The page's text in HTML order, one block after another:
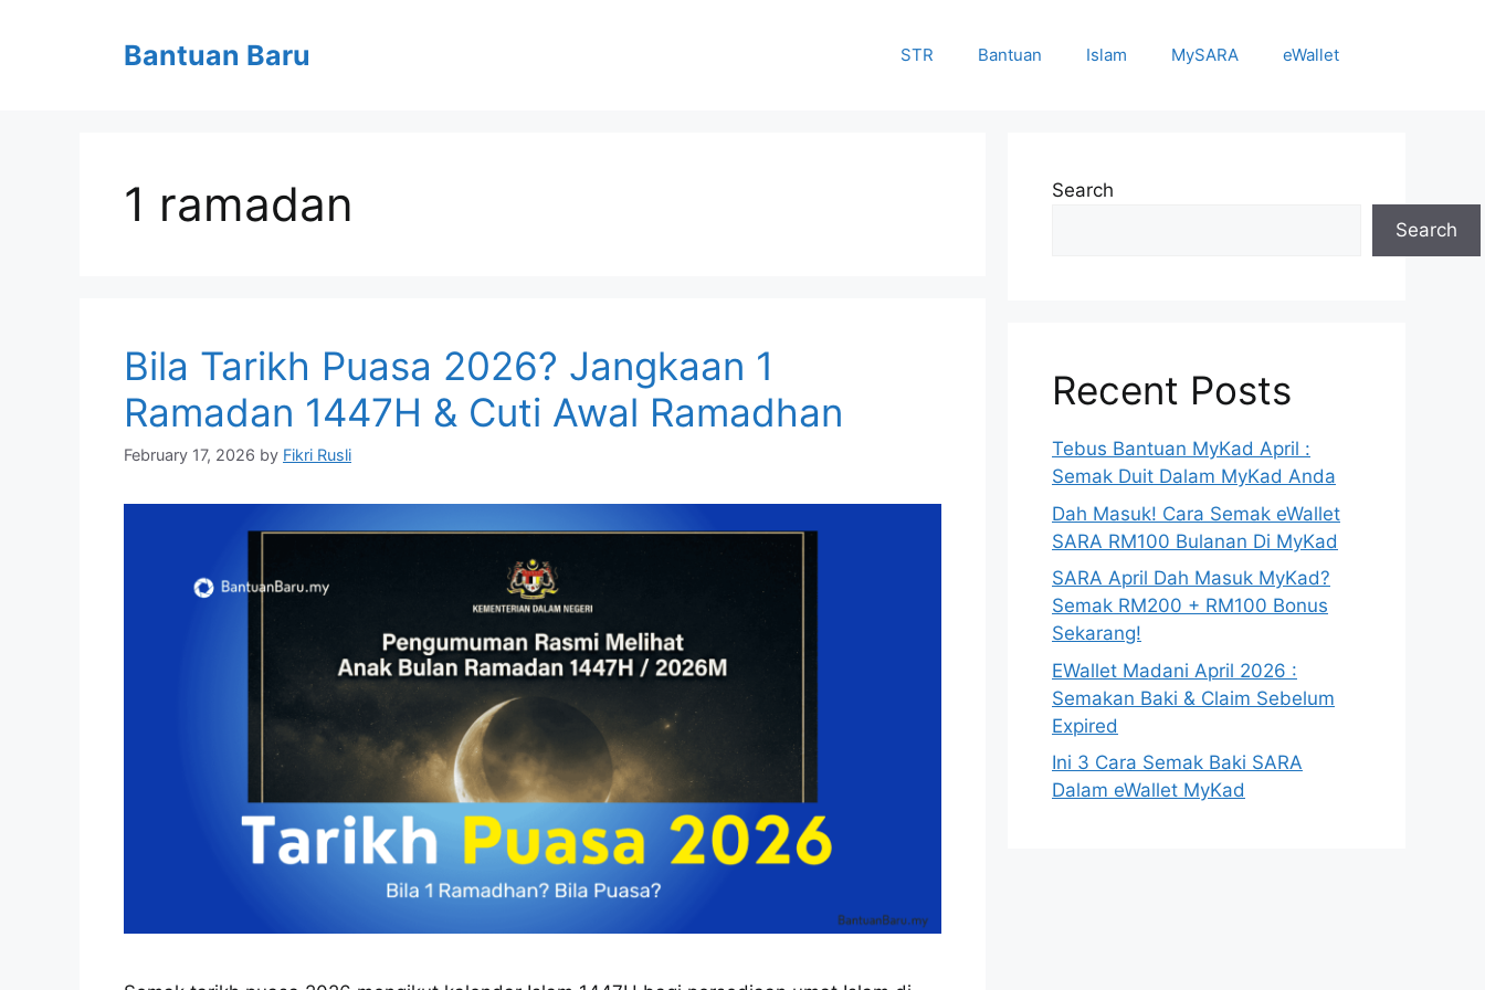
Bantuan Baru STR Bantuan Islam MySARA eWallet
1 ramadan
Bila Tarikh Puasa 2026? Jangkaan 1
Ramadan 1447H & Cuti Awal Ramadhan
February 17, 2026 by Fikri Rusli
Search
Search
Recent Posts
Tebus Bantuan MyKad April :
Semak Duit Dalam MyKad Anda
Dah Masuk! Cara Semak eWallet
SARA RM100 Bulanan Di MyKad
SARA April Dah Masuk MyKad?
Semak RM200 + RM100 Bonus
Sekarang!
EWallet Madani April 2026 :
Semakan Baki & Claim Sebelum
Expired
Ini 3 Cara Semak Baki SARA
Dalam eWallet MyKad